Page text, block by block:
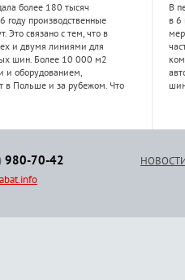
более 180 тысяч
году производственные
Это связано с тем, что в
и двумя линиями для
шин. Более 10 000 м2
и оборудованием,
в Польше и за рубежом. Что
В
в 6
980-70-42